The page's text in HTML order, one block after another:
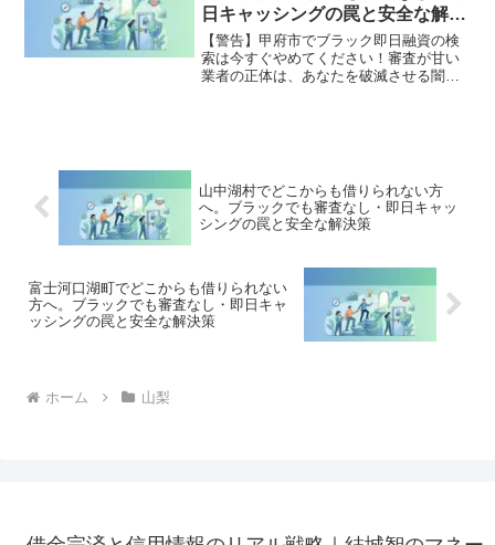
日キャッシングの罠と安全な解決
策
【警告】甲府市でブラック即日融資の検
索は今すぐやめてください！審査が甘い
業者の正体は、あなたを破滅させる闇金
山中湖村でどこからも借りられない方
へ。ブラックでも審査なし・即日キャッ
シングの罠と安全な解決策
富士河口湖町でどこからも借りられない
方へ。ブラックでも審査なし・即日キャ
ッシングの罠と安全な解決策
ホーム 山梨